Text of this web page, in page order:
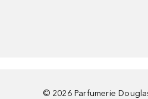
© 2026 Parfumerie